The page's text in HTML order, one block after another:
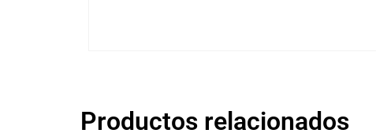
Productos relacionados